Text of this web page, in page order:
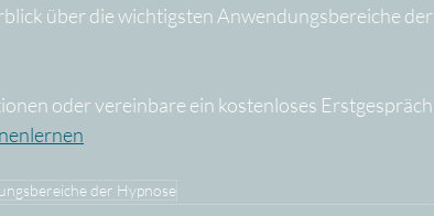
über die wichtigsten Anwendungsbereiche der
oder vereinbare ein kostenloses Erstgespräch
der Hypnose